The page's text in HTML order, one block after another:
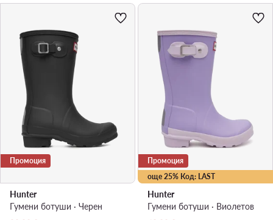
Промоция
Hunter
Гумени ботуши · Черен
още 25% Код: LAST
Промоция
Hunter
Гумени ботуши · Виолетов